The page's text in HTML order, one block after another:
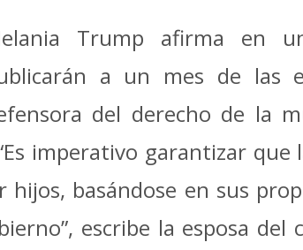
Trump afirma en
a un mes de las
del derecho de la
imperativo garantizar
basándose en sus
escribe la esposa